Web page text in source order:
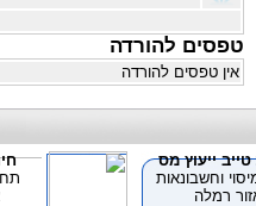
טפסים להורדה
אין טפסים להורדה
טייב ייעוץ מס
וחשבונאות
רמלה